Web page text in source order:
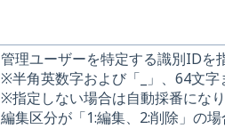
管理ユーザーを特定する識別IDを
※半角英数字および「_」、64文字
※指定しない場合は自動採番になり
編集区分が「1:編集、2:削除」の